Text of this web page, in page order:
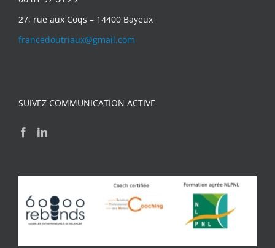
27, rue aux Coqs – 14400 Bayeux
francedoutriaux@gmail.com
SUIVEZ COMMUNICATION ACTIVE